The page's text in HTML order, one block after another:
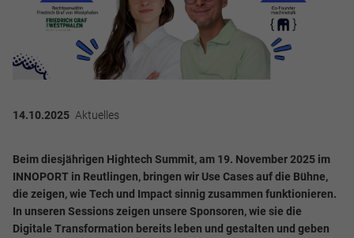
14.10.2025 Aktuelles
Beim diesjährigen Hightech Summit, am 19. November 2025 im
INNOPORT in Reutlingen, bringen wir Use Cases auf die Bühne,
die zeigen, wie Tech und Impact sinnig zusammen funktionieren.
In unseren Sessions zeigen unsere Sponsoren, wie sie die
Digitale Transformation bereits leben und gestalten und geben